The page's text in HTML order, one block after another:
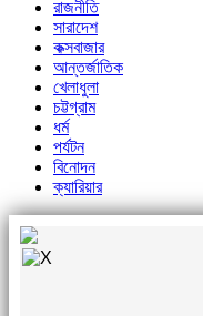
রাজনীতি
সারাদেশ
কক্সবাজার
আন্তর্জাতিক
খেলাধুলা
চট্টগ্রাম
ধর্ম
পর্যটন
বিনোদন
ক্যারিয়ার